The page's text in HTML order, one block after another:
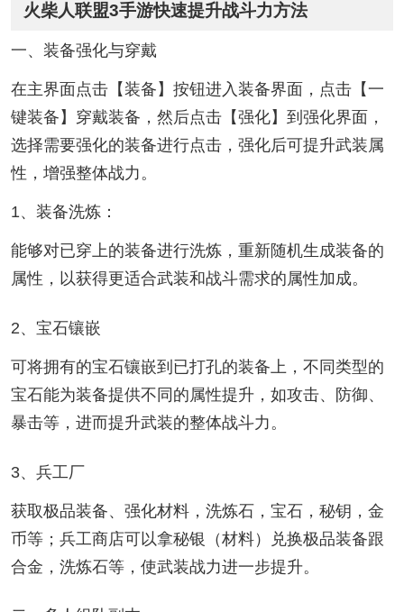
火柴人联盟3手游快速提升战斗力方法
一、装备强化与穿戴
在主界面点击【装备】按钮进入装备界面，点击【一
键装备】穿戴装备，然后点击【强化】到强化界面，
选择需要强化的装备进行点击，强化后可提升武装属
性，增强整体战力。
1、装备洗炼：
能够对已穿上的装备进行洗炼，重新随机生成装备的
属性，以获得更适合武装和战斗需求的属性加成。
2、宝石镶嵌
可将拥有的宝石镶嵌到已打孔的装备上，不同类型的
宝石能为装备提供不同的属性提升，如攻击、防御、
暴击等，进而提升武装的整体战斗力。
3、兵工厂
获取极品装备、强化材料，洗炼石，宝石，秘钥，金
币等；兵工商店可以拿秘银（材料）兑换极品装备跟
合金，洗炼石等，使武装战力进一步提升。